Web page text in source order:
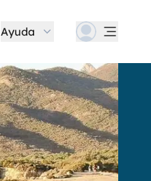
Ayuda